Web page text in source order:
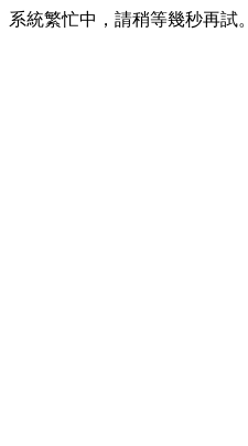
系統繁忙中，請稍等幾秒再試。